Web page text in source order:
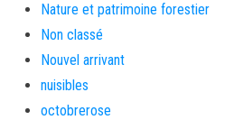
Nature et patrimoine forestier
Non classé
Nouvel arrivant
nuisibles
octobrerose